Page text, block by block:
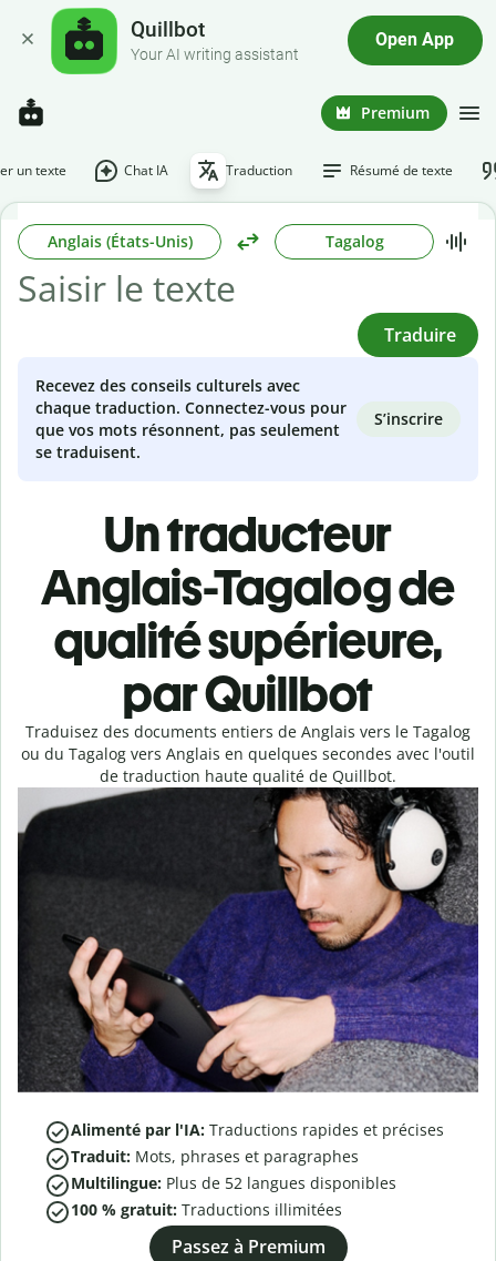
Quillbot
Your AI writing assistant
Open App
Premium
un texte Chat IA Traduction Résumé de texte
Anglais (États-Unis) Tagalog
Traduire
Recevez des conseils culturels avec
chaque traduction. Connectez-vous pour
que vos mots résonnent, pas seulement
se traduisent.
S’inscrire
Un traducteur
Anglais-Tagalog de
qualité supérieure,
par Quillbot
Traduisez des documents entiers de Anglais vers le Tagalog
ou du Tagalog vers Anglais en quelques secondes avec l'outil
de traduction haute qualité de Quillbot.
Alimenté par l'IA: Traductions rapides et précises
Traduit: Mots, phrases et paragraphes
Multilingue: Plus de 52 langues disponibles
100 % gratuit: Traductions illimitées
Passez à Premium